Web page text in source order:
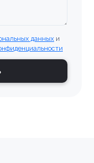
данных и